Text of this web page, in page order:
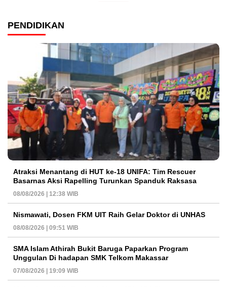
PENDIDIKAN
Atraksi Menantang di HUT ke-18 UNIFA: Tim Rescuer
Basarnas Aksi Rapelling Turunkan Spanduk Raksasa
08/08/2026 | 12:38 WIB
Nismawati, Dosen FKM UIT Raih Gelar Doktor di UNHAS
08/08/2026 | 09:51 WIB
SMA Islam Athirah Bukit Baruga Paparkan Program
Unggulan Di hadapan SMK Telkom Makassar
07/08/2026 | 19:09 WIB